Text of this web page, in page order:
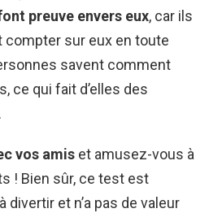
preuve envers eux, car ils
compter sur eux en toute
savent comment
ce qui fait d’elles des
vos amis et amusez-vous à
! Bien sûr, ce test est
et n’a pas de valeur